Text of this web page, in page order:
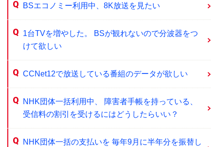
BSエコノミー利用中、8K放送を見たい
1台TVを増やした。 BSが観れないので分波器をつ
けて欲しい
CCNet12で放送している番組のデータが欲しい
NHK団体一括利用中、 障害者手帳を持っている、
受信料の割引を受けるにはどうしたらいい？
NHK団体一括の支払いを 毎年9月に半年分を振替し